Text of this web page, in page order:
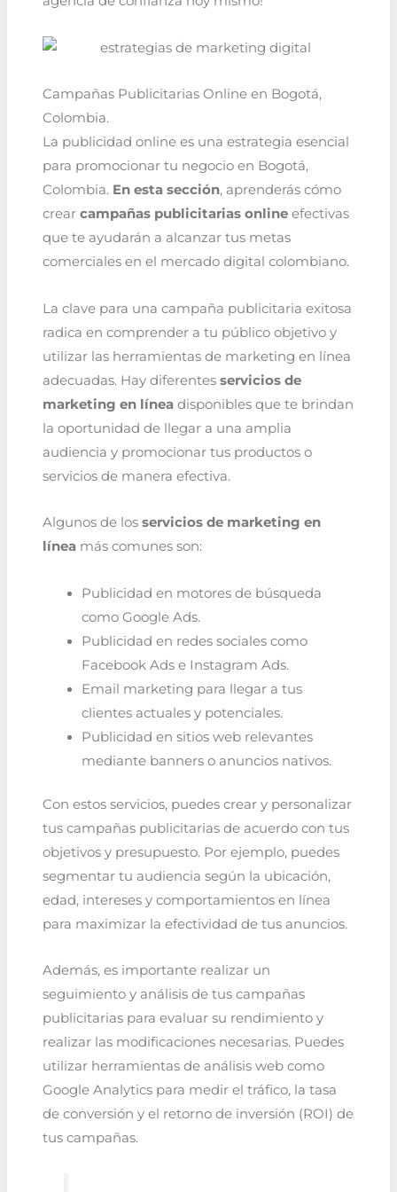
Campañas Publicitarias Online en Bogotá,
Colombia.
La publicidad online es una estrategia esencial
para promocionar tu negocio en Bogotá,
Colombia. En esta sección, aprenderás cómo
crear campañas publicitarias onlineefectivas
que te ayudarán a alcanzar tus metas
comerciales en el mercado digital colombiano.
La clave para una campaña publicitaria exitosa
radica en comprender a tu público objetivo y
utilizar las herramientas de marketing en línea
adecuadas. Hay diferentes servicios de
marketing en líneadisponibles que te brindan
la oportunidad de llegar a una amplia
audiencia y promocionar tus productos o
servicios de manera efectiva.
Algunos de los servicios de marketing en
líneamás comunes son:
Publicidad en motores de búsqueda
como Google Ads.
Publicidad en redes sociales como
Facebook Ads e Instagram Ads.
Email marketing para llegar a tus
clientes actuales y potenciales.
Publicidad en sitios web relevantes
mediante banners o anuncios nativos.
Con estos servicios, puedes crear y personalizar
tus campañas publicitarias de acuerdo con tus
objetivos y presupuesto. Por ejemplo, puedes
segmentar tu audiencia según la ubicación,
edad, intereses y comportamientos en línea
para maximizar la efectividad de tus anuncios.
Además, es importante realizar un
seguimiento y análisis de tus campañas
publicitarias para evaluar su rendimiento y
realizar las modificaciones necesarias. Puedes
utilizar herramientas de análisis web como
Google Analytics para medir el tráfico, la tasa
de conversión y el retorno de inversión (ROI) de
tus campañas.